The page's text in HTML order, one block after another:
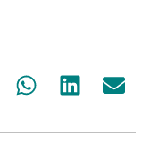
Share Share Share